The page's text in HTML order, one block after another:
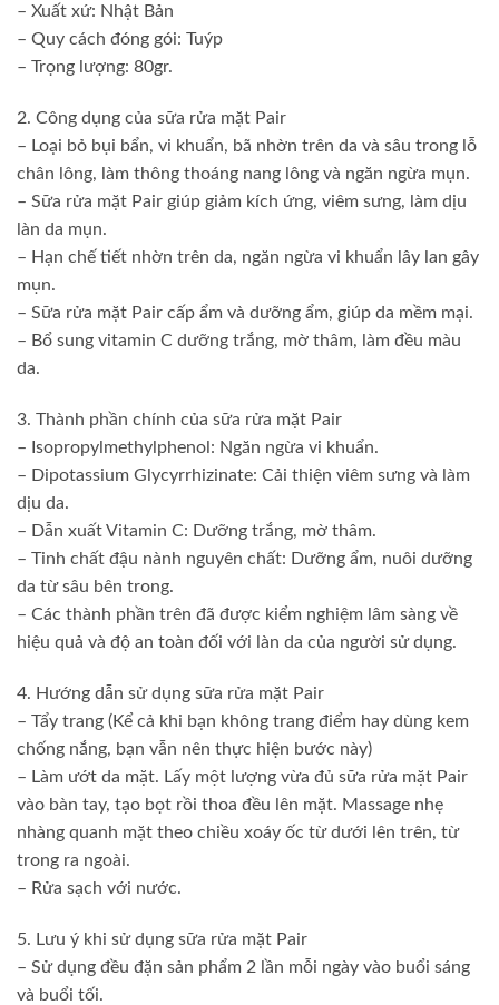
– Xuất xứ: Nhật Bản
– Quy cách đóng gói: Tuýp
– Trọng lượng: 80gr.
2. Công dụng của sữa rửa mặt Pair
– Loại bỏ bụi bẩn, vi khuẩn, bã nhờn trên da và sâu trong lỗ
chân lông, làm thông thoáng nang lông và ngăn ngừa mụn.
– Sữa rửa mặt Pair giúp giảm kích ứng, viêm sưng, làm dịu
làn da mụn.
– Hạn chế tiết nhờn trên da, ngăn ngừa vi khuẩn lây lan gây
mụn.
– Sữa rửa mặt Pair cấp ẩm và dưỡng ẩm, giúp da mềm mại.
– Bổ sung vitamin C dưỡng trắng, mờ thâm, làm đều màu
da.
3. Thành phần chính của sữa rửa mặt Pair
– Isopropylmethylphenol: Ngăn ngừa vi khuẩn.
– Dipotassium Glycyrrhizinate: Cải thiện viêm sưng và làm
dịu da.
– Dẫn xuất Vitamin C: Dưỡng trắng, mờ thâm.
– Tinh chất đậu nành nguyên chất: Dưỡng ẩm, nuôi dưỡng
da từ sâu bên trong.
– Các thành phần trên đã được kiểm nghiệm lâm sàng về
hiệu quả và độ an toàn đối với làn da của người sử dụng.
4. Hướng dẫn sử dụng sữa rửa mặt Pair
– Tẩy trang (Kể cả khi bạn không trang điểm hay dùng kem
chống nắng, bạn vẫn nên thực hiện bước này)
– Làm ướt da mặt. Lấy một lượng vừa đủ sữa rửa mặt Pair
vào bàn tay, tạo bọt rồi thoa đều lên mặt. Massage nhẹ
nhàng quanh mặt theo chiều xoáy ốc từ dưới lên trên, từ
trong ra ngoài.
– Rửa sạch với nước.
5. Lưu ý khi sử dụng sữa rửa mặt Pair
– Sử dụng đều đặn sản phẩm 2 lần mỗi ngày vào buổi sáng
và buổi tối.